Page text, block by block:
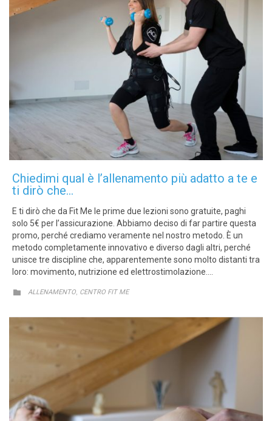
Chiedimi qual è l’allenamento più adatto a te e
ti dirò che…
E ti dirò che da Fit Me le prime due lezioni sono gratuite, paghi
solo 5€ per l’assicurazione. Abbiamo deciso di far partire questa
promo, perché crediamo veramente nel nostro metodo. È un
metodo completamente innovativo e diverso dagli altri, perché
unisce tre discipline che, apparentemente sono molto distanti tra
loro: movimento, nutrizione ed elettrostimolazione….
 CATEGORY
ALLENAMENTO CENTRO FIT ME